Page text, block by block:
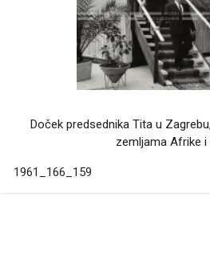
Doček predsednika Tita u
zemljama Afrike i
1961_166_159